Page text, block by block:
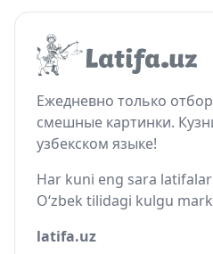
Ежедневно только
смешные картинки.
узбекском языке!
Har kuni eng sara
O‘zbek tilidagi kulgu
latifa.uz